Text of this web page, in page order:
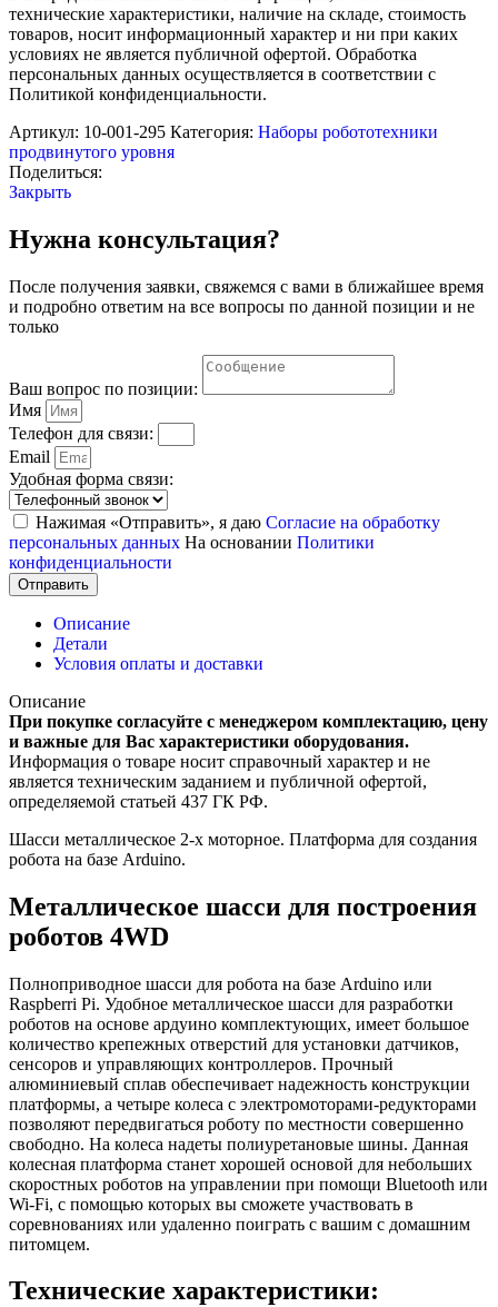
построения
робота
2WD
технические характеристики, наличие на складе, стоимость
товаров, носит информационный характер и ни при каких
условиях не является публичной офертой. Обработка
персональных данных осуществляется в соответствии с
Политикой конфиденциальности.
Артикул: 10-001-295 Категория: Наборы робототехники
продвинутого уровня
Поделиться:
Закрыть
Нужна консультация?
После получения заявки, свяжемся с вами в ближайшее время
и подробно ответим на все вопросы по данной позиции и не
только
Ваш вопрос по позиции:
Имя
Телефон для связи:
Email
Удобная форма связи:
Нажимая «Отправить», я даю Согласие на обработку
персональных данных На основании Политики
конфиденциальности
Отправить
Описание
Детали
Условия оплаты и доставки
Описание
При покупке согласуйте с менеджером комплектацию, цену
и важные для Вас характеристики оборудования.
Информация о товаре носит справочный характер и не
является техническим заданием и публичной офертой,
определяемой статьей 437 ГК РФ.
Шасси металлическое 2-х моторное. Платформа для создания
робота на базе Arduino.
Металлическое шасси для построения
роботов 4WD
Полноприводное шасси для робота на базе Arduino или
Raspberri Pi. Удобное металлическое шасси для разработки
роботов на основе ардуино комплектующих, имеет большое
количество крепежных отверстий для установки датчиков,
сенсоров и управляющих контроллеров. Прочный
алюминиевый сплав обеспечивает надежность конструкции
платформы, а четыре колеса с электромоторами-редукторами
позволяют передвигаться роботу по местности совершенно
свободно. На колеса надеты полиуретановые шины. Данная
колесная платформа станет хорошей основой для небольших
скоростных роботов на управлении при помощи Bluetooth или
Wi-Fi, с помощью которых вы сможете участвовать в
соревнованиях или удаленно поиграть с вашим с домашним
питомцем.
Технические характеристики: